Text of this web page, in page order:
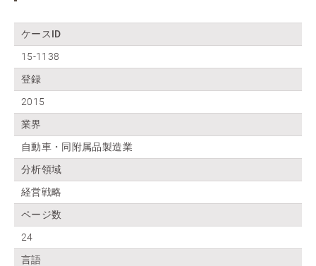
ケースID
15-1138
登録
2015
業界
自動車・同附属品製造業
分析領域
経営戦略
ページ数
24
言語